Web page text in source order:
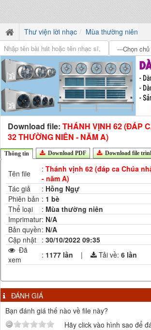
Thư viện lời nhạc Mùa thường niên
Download file: THÁNH VỊNH 62 (ĐÁP
32 THƯỜNG NIÊN - NĂM A)
Thông tin Download PDF Download file
Tên file : Thánh vịnh 62 (đáp ca Chúa
- năm A)
Tác giả
: Hồng Ngự
Phiên bản : 1 bè
Thể loại
: Mùa thường niên
Imprimatur: N/A
Bản quyền: N/A
Cập nhật : 30/10/2022 09:35
Đã
xem
: 1177 lần | Tải về: 6 lần
ĐÁNH GIÁ
Bạn đánh giá thế nào về file này?
Hãy click vào hình sao để